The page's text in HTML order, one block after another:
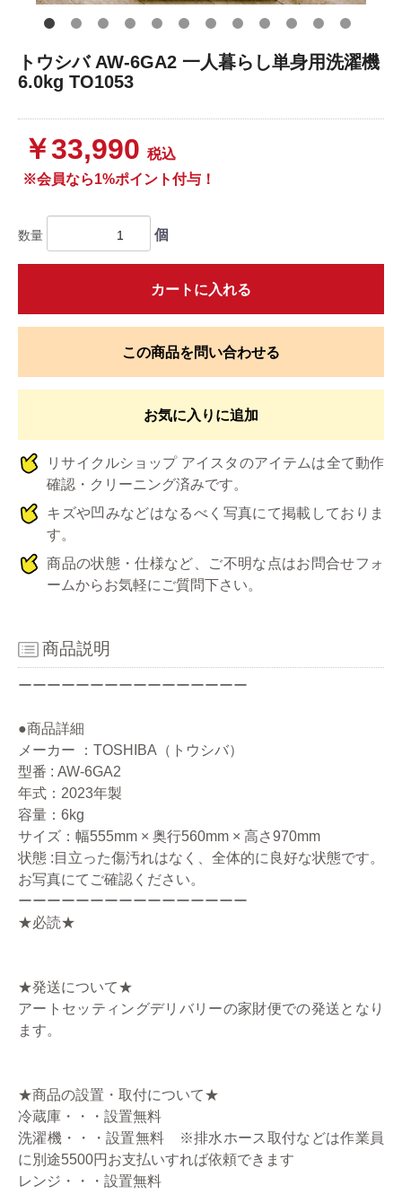
トウシバ AW-6GA2 一人暮らし単身用洗濯機
6.0kg TO1053
￥33,990 税込
※会員なら1%ポイント付与！
数量 個
カートに入れる
この商品を問い合わせる
お気に入りに追加
リサイクルショップ アイスタのアイテムは全て動作
確認・クリーニング済みです。
キズや凹みなどはなるべく写真にて掲載しておりま
す。
商品の状態・仕様など、ご不明な点はお問合せフォ
ームからお気軽にご質問下さい。
商品説明
ーーーーーーーーーーーーーーーー
●商品詳細
メーカー ：TOSHIBA（トウシバ）
型番 : AW-6GA2
年式：2023年製
容量：6kg
サイズ：幅555mm × 奥行560mm × 高さ970mm
状態 :目立った傷汚れはなく、全体的に良好な状態です。
お写真にてご確認ください。
ーーーーーーーーーーーーーーーー
★必読★
★発送について★
アートセッティングデリバリーの家財便での発送となり
ます。
★商品の設置・取付について★
冷蔵庫・・・設置無料
洗濯機・・・設置無料 ※排水ホース取付などは作業員
に別途5500円お支払いすれば依頼できます
レンジ・・・設置無料